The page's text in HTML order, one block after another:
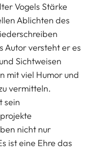
Vogels Stärke
Ablichten des
Autor versteht er es
Sichtweisen
mit viel Humor und
vermitteln.
sein
nicht nur
ist eine Ehre das